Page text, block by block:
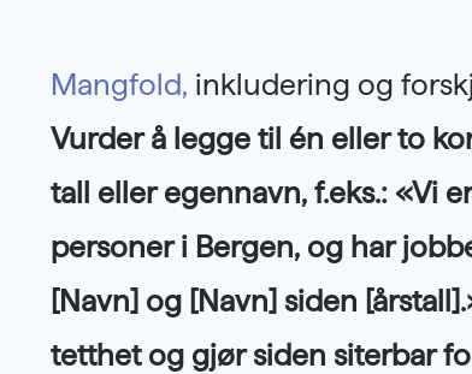
Mangfold, inkludering og
Vurder å legge til én eller to
tall eller egennavn, f.eks.: «Vi
personer i Bergen, og har
[Navn] og [Navn] siden
tetthet og gjør siden siterbar